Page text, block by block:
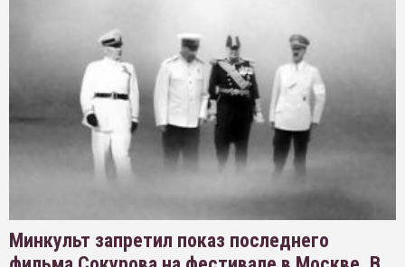
Минкульт запретил показ последнего